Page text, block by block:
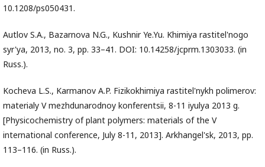
10.1208/ps050431.
Autlov S.A., Bazarnova N.G., Kushnir Ye.Yu. Khimiya rastitel'nogo
syr'ya, 2013, no. 3, pp. 33–41. DOI: 10.14258/jcprm.1303033. (in
Russ.).
Kocheva L.S., Karmanov A.P. Fizikokhimiya rastitel'nykh polimerov:
materialy V mezhdunarodnoy konferentsii, 8-11 iyulya 2013 g.
[Physicochemistry of plant polymers: materials of the V
international conference, July 8-11, 2013]. Arkhangel'sk, 2013, pp.
113–116. (in Russ.).